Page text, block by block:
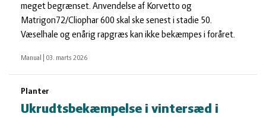
meget begrænset. Anvendelse af Korvetto og
Matrigon72/Cliophar 600 skal ske senest i stadie 50.
Væselhale og enårig rapgræs kan ikke bekæmpes i foråret.
Manual 03. marts 2026
Planter
Ukrudtsbekæmpelse i vintersæd i